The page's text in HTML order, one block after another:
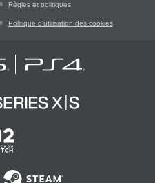
Règles et politiques
Politique d'utilisation des cookies